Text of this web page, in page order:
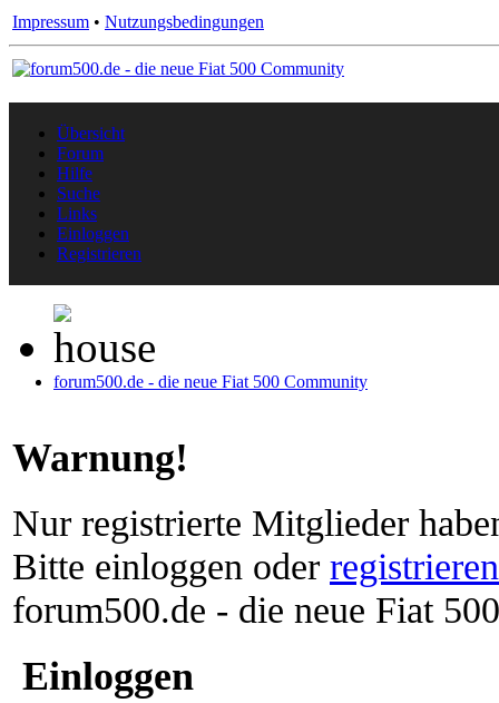
Impressum • Nutzungsbedingungen
Übersicht
Forum
Hilfe
Suche
Links
Einloggen
Registrieren
forum500.de - die neue Fiat 500 Community
Warnung!
Nur registrierte Mitglieder
Bitte einloggen oder
forum500.de - die neue Fiat
Einloggen